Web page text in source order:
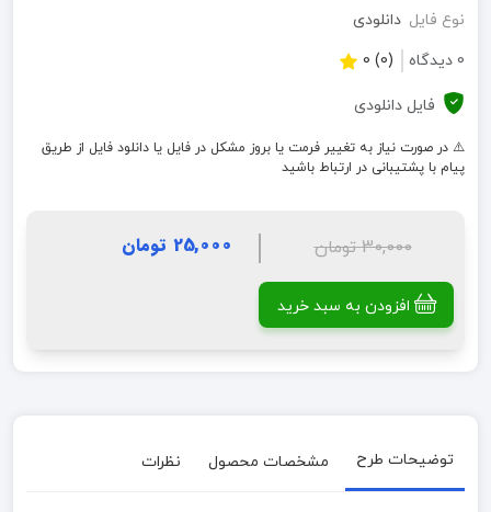
نوع فایل دانلودی
0 دیدگاه
(0) 0
فایل دانلودی
⚠️ در صورت نیاز به تغییر فرمت یا بروز مشکل در فایل یا دانلود فایل از طریق
پیام با پشتیبانی در ارتباط باشید
30,000 تومان 25,000 تومان
افزودن به سبد خرید
توضیحات طرح مشخصات محصول نظرات